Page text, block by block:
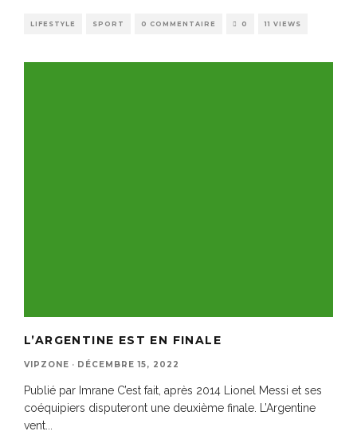
LIFESTYLE SPORT 0 COMMENTAIRE 0 11 VIEWS
L’ARGENTINE EST EN FINALE
VIPZONE · DÉCEMBRE 15, 2022
Publié par Imrane C’est fait, après 2014 Lionel Messi et ses
coéquipiers disputeront une deuxième finale. L’Argentine
vent